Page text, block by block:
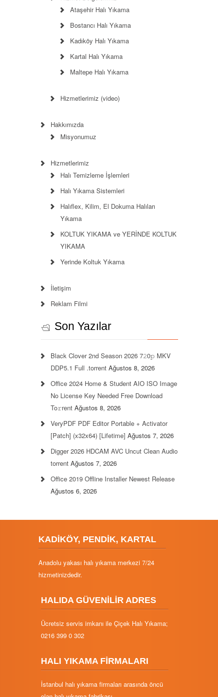
Ataşehir Halı Yıkama
Bostancı Halı Yıkama
Kadıköy Halı Yıkama
Kartal Halı Yıkama
Maltepe Halı Yıkama
Hizmetlerimiz (video)
Hakkımızda
Misyonumuz
Hizmetlerimiz
Halı Temizleme İşlemleri
Halı Yıkama Sistemleri
Halıflex, Kilim, El Dokuma Halıları
Yıkama
KOLTUK YIKAMA ve YERİNDE KOLTUK
YIKAMA
Yerinde Koltuk Yıkama
İletişim
Reklam Filmi
Son Yazılar
Black Clover 2nd Season 2026 7𝟸0𝚙 MKV
DDP5.1 Full .torrent Ağustos 8, 2026
Office 2024 Home & Student AIO ISO Image
No License Key Needed Frее Download
To𝚛rent Ağustos 8, 2026
VeryPDF PDF Editor Portable + Activator
[Patch] (x32x64) [Lifetime] Ağustos 7, 2026
Digger 2026 HDCAM AVC Uncut Clean Audio
torrent Ağustos 7, 2026
Office 2019 Offline Installer Newest Release
Ağustos 6, 2026
KADİKÖY, PENDİK, KARTAL
Anadolu yakası halı yıkama merkezi 7/24
hizmetinizdedir.
HALIDA GÜVENİLİR ADRES
Ücretsiz servis imkanı ile Çiçek Halı Yıkama;
0216 399 0 302
HALI YIKAMA FİRMALARI
İstanbul halı yıkama firmaları arasında öncü